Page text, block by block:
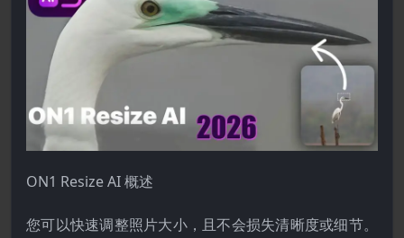
ON1 Resize AI 概述
您可以快速调整照片大小，且不会损失清晰度或细节。